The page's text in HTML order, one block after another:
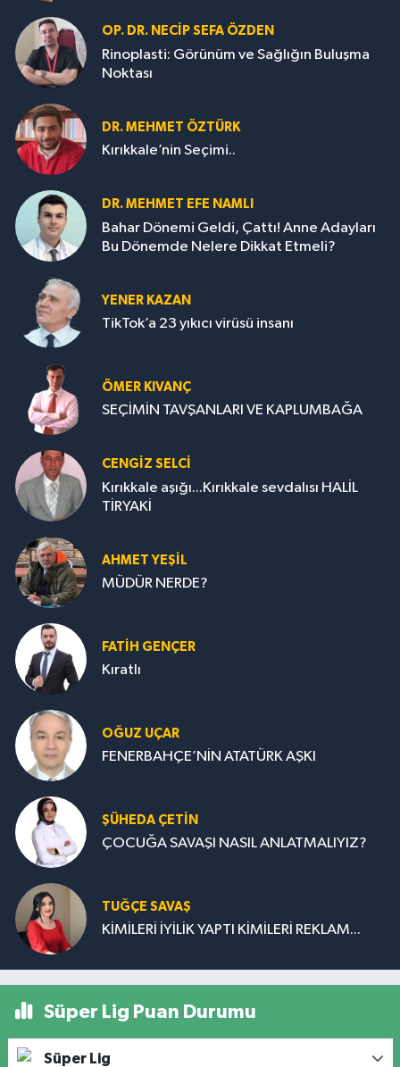
OP. DR. NECIP SEFA ÖZDEN
Rinoplasti: Görünüm ve Sağlığın Buluşma
Noktası
DR. MEHMET ÖZTÜRK
Kırıkkale’nin Seçimi..
DR. MEHMET EFE NAMLI
Bahar Dönemi Geldi, Çattı! Anne Adayları
Bu Dönemde Nelere Dikkat Etmeli?
YENER KAZAN
TikTok’a 23 yıkıcı virüsü insanı
ÖMER KIVANÇ
SEÇİMİN TAVŞANLARI VE KAPLUMBAĞA
CENGİZ SELCİ
Kırıkkale aşığı...Kırıkkale sevdalısı HALİL
TİRYAKİ
AHMET YEŞİL
MÜDÜR NERDE?
FATIH GENÇER
Kıratlı
OĞUZ UÇAR
FENERBAHÇE’NİN ATATÜRK AŞKI
ŞÜHEDA ÇETİN
ÇOCUĞA SAVAŞI NASIL ANLATMALIYIZ?
TUĞÇE SAVAŞ
KİMİLERİ İYİLİK YAPTI KİMİLERİ REKLAM...
Süper Lig Puan Durumu
Süper Lig